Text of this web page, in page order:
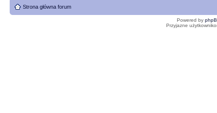
Strona główna forum
Powered by
Przyjazne